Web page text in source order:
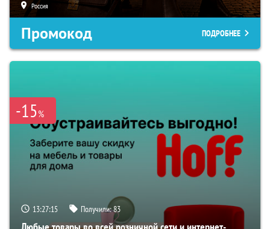
Россия
Промокод ПОДРОБНЕЕ
-15%
13:27:14 Получили:83